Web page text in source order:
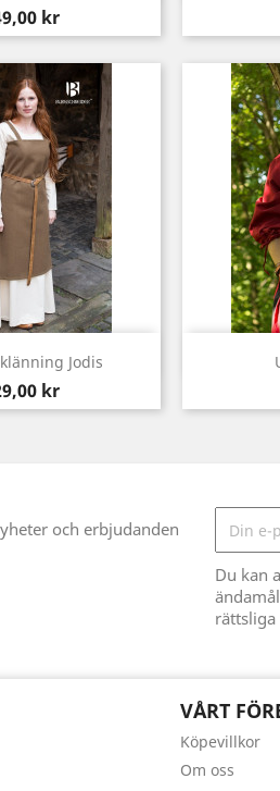
kr
Jodis
kr
och erbjudanden
Du kan
rättsliga
VÅRT
Köpevillkor
Om oss